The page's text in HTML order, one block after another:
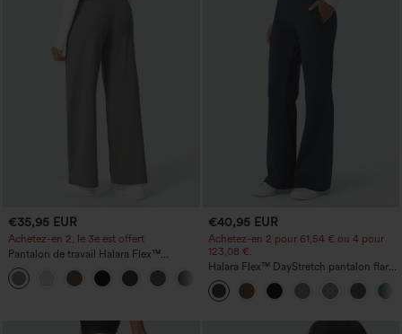
€35,95 EUR
Achetez-en 2, le 3e est offert
Pantalon de travail Halara Flex™
DayStretch à taille haute, avec poches et
coupe droite
€40,95 EUR
Achetez-en 2 pour 61,54 € ou 4 pour
123,08 €.
Halara Flex™ DayStretch pantalon flare
de travail, taille mi-haute, poche latérale
zippée